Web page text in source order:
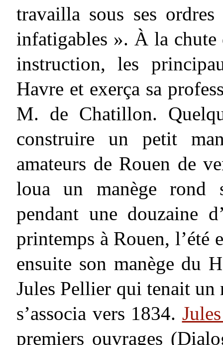
travailla sous ses
infatigables ». À la
instruction, les
Havre et exerça sa
M. de Chatillon.
construire un petit
amateurs de Rouen de
loua un manège rond
pendant une douzaine
printemps à Rouen, l’été
ensuite son manège du
Jules Pellier qui tenait un
s’associa vers 1834.
premiers ouvrages (